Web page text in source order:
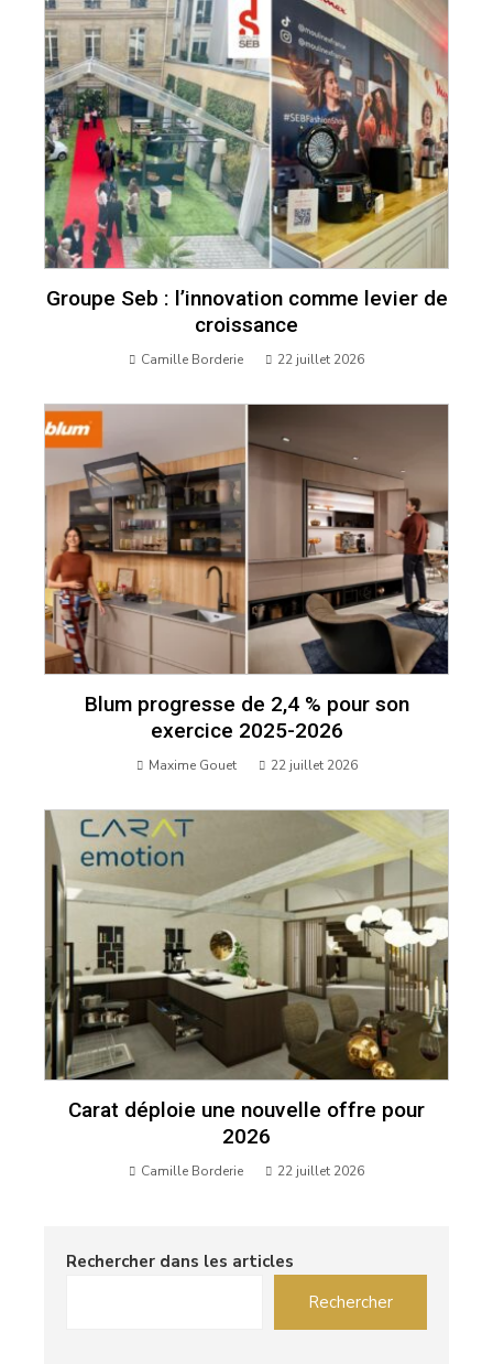
Groupe Seb : l’innovation comme levier de
croissance
Camille Borderie 22 juillet 2026
Blum progresse de 2,4 % pour son
exercice 2025-2026
Maxime Gouet 22 juillet 2026
Carat déploie une nouvelle offre pour
2026
Camille Borderie 22 juillet 2026
Rechercher dans les articles
Rechercher